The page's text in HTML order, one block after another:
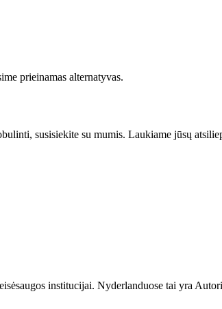
prieinamas alternatyvas.
susisiekite su mumis. Laukiame jūsų
institucijai. Nyderlanduose tai yra